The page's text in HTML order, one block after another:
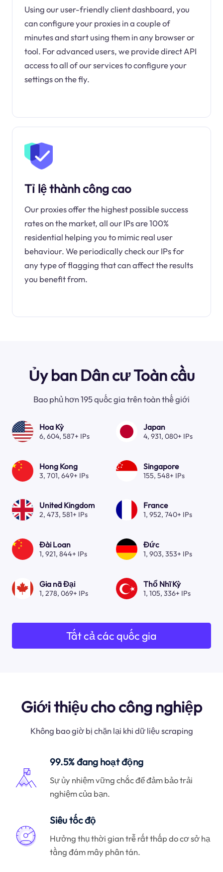
Using our user-friendly client dashboard, you
can configure your proxies in a couple of
minutes and start using them in any browser or
tool. For advanced users, we provide direct API
access to all of our services to configure your
settings on the fly.
Tỉ lệ thành công cao
Our proxies offer the highest possible success
rates on the market, all our IPs are 100%
residential helping you to mimic real user
behaviour. We periodically check our IPs for
any type of flagging that can affect the results
you benefit from.
Ủy ban Dân cư Toàn cầu
Bao phủ hơn 195 quốc gia trên toàn thế giới
Hoa Kỳ
6, 604, 587+ IPs
Japan
4, 931, 080+ IPs
Hong Kong
3, 701, 649+ IPs
Singapore
155, 548+ IPs
United Kingdom
2, 473, 581+ IPs
France
1, 952, 740+ IPs
Đài Loan
1, 921, 844+ IPs
Đức
1, 903, 353+ IPs
Gia nã Đại
1, 278, 069+ IPs
Thổ Nhĩ Kỳ
1, 105, 336+ IPs
Tất cả các quốc gia
Giới thiệu cho công nghiệp
Không bao giờ bị chặn lại khi dữ liệu scraping
99.5% đang hoạt động
Sự ủy nhiệm vững chắc để đảm bảo trải
nghiệm của bạn.
Siêu tốc độ
Hưởng thụ thời gian trễ rất thấp do cơ sở hạ
tầng đám mây phân tán.